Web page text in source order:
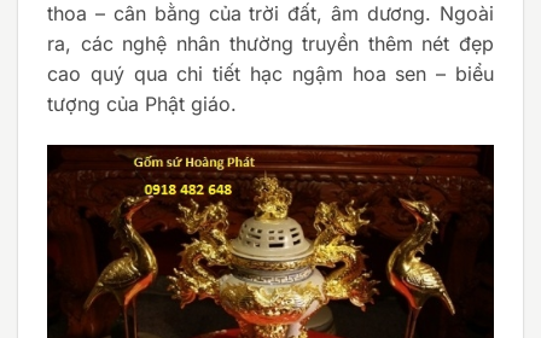
thoa – cân bằng của trời đất, âm dương. Ngoài
ra, các nghệ nhân thường truyền thêm nét đẹp
cao quý qua chi tiết hạc ngậm hoa sen – biểu
tượng của Phật giáo.